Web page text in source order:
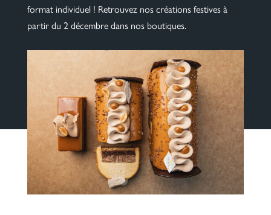
format individuel ! Retrouvez nos créations festives à
partir du 2 décembre dans nos boutiques.